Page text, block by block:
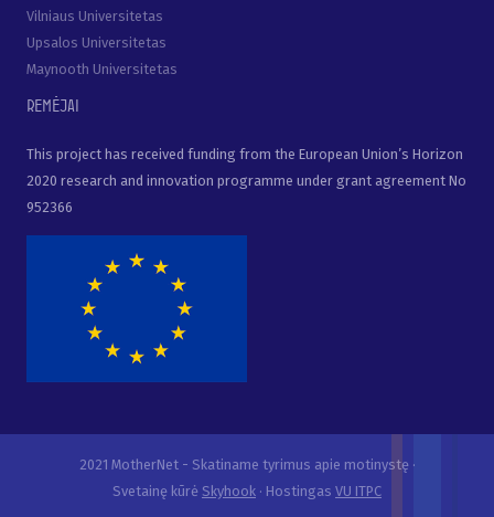
Vilniaus Universitetas
Upsalos Universitetas
Maynooth Universitetas
Remėjai
This project has received funding from the European Union’s Horizon
2020 research and innovation programme under grant agreement No
952366
2021 MotherNet - Skatiname tyrimus apie motinystę ·
Svetainę kūrė Skyhook · Hostingas VU ITPC